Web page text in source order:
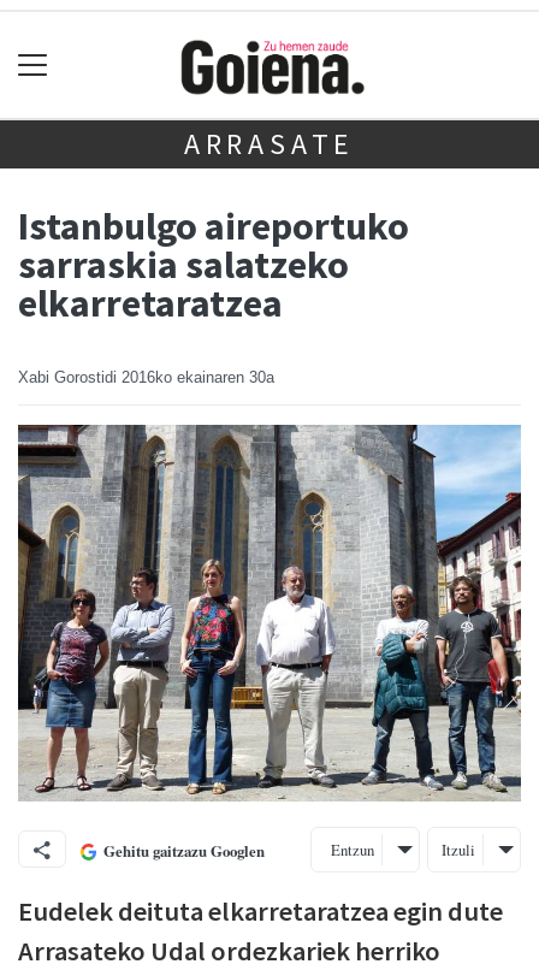
ARRASATE
Istanbulgo aireportuko
sarraskia salatzeko
elkarretaratzea
Xabi Gorostidi 2016ko ekainaren 30a
Gehitu gaitzazu Googlen Entzun Itzuli
Eudelek deituta elkarretaratzea egin dute
Arrasateko Udal ordezkariek herriko